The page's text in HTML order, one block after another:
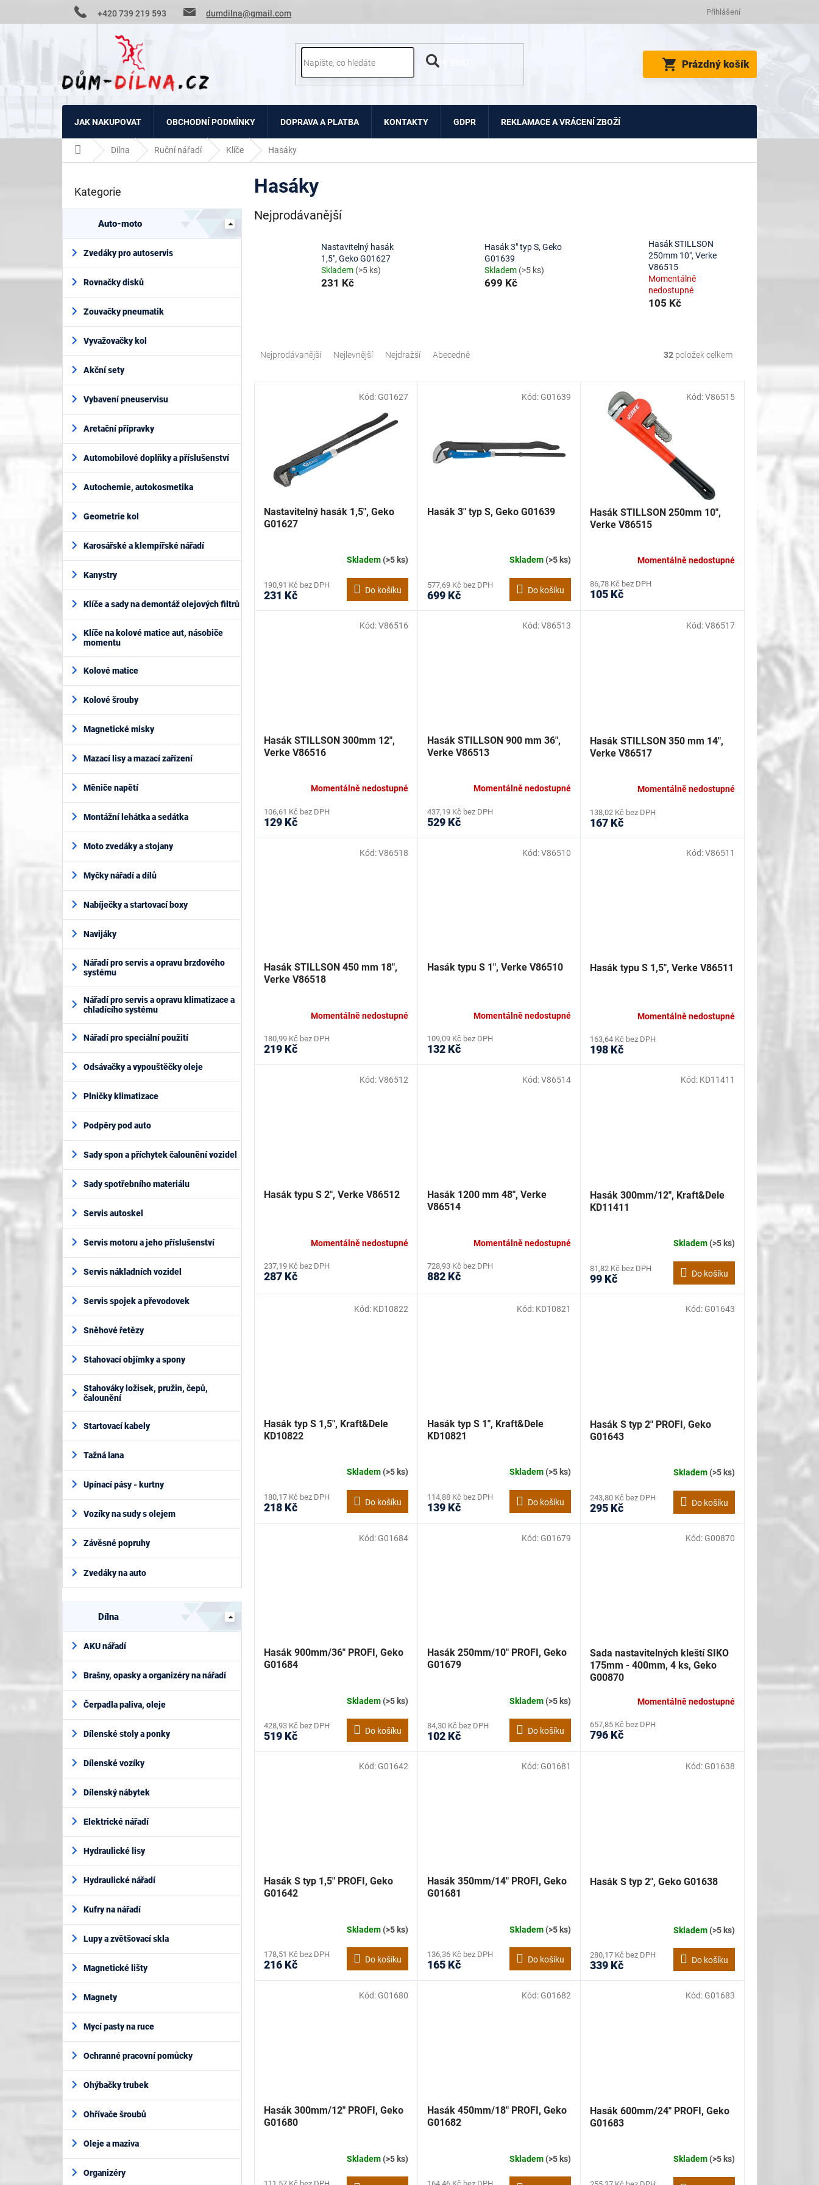
+420 739 219 593 dumdilna@gmail.com Přihlášení
NÁKUPNÍ
KOŠÍK
Prázdný košík
JAK NAKUPOVAT OBCHODNÍ PODMÍNKY DOPRAVA A PLATBA KONTAKTY GDPR REKLAMACE A VRÁCENÍ ZBOŽÍ
Domů Dílna Ruční nářadí Klíče Hasáky
t
a
í
e
Přeskočit
Kategorie
Auto-moto
Zvedáky pro autoservis
Rovnačky disků
Zouvačky pneumatik
Vyvažovačky kol
Akční sety
Vybavení pneuservisu
Aretační přípravky
Automobilové doplňky a příslušenství
Autochemie, autokosmetika
Geometrie kol
Karosářské a klempířské nářadí
Kanystry
Klíče a sady na demontáž olejových filtrů
Klíče na kolové matice aut, násobiče
momentu
Kolové matice
Kolové šrouby
Magnetické misky
Mazací lisy a mazací zařízení
Měniče napětí
Montážní lehátka a sedátka
Moto zvedáky a stojany
Myčky nářadí a dílů
Nabíječky a startovací boxy
Navijáky
Nářadí pro servis a opravu brzdového
systému
Nářadí pro servis a opravu klimatizace a
chladícího systému
Nářadí pro speciální použití
Odsávačky a vypouštěčky oleje
Plničky klimatizace
Podpěry pod auto
Sady spon a příchytek čalounění vozidel
Sady spotřebního materiálu
Servis autoskel
Servis motoru a jeho příslušenství
Servis nákladních vozidel
Servis spojek a převodovek
Sněhové řetězy
Stahovací objímky a spony
Stahováky ložisek, pružin, čepů,
čalounění
Startovací kabely
Tažná lana
Upínací pásy - kurtny
Vozíky na sudy s olejem
Závěsné popruhy
Zvedáky na auto
Dílna
AKU nářadí
Brašny, opasky a organizéry na nářadí
Čerpadla paliva, oleje
Dílenské stoly a ponky
Dílenské vozíky
Dílenský nábytek
Elektrické nářadí
Hydraulické lisy
Hydraulické nářadí
Kufry na nářadí
Lupy a zvětšovací skla
Magnetické lišty
Magnety
Mycí pasty na ruce
Ochranné pracovní pomůcky
Ohýbačky trubek
Ohřívače šroubů
Oleje a maziva
Organizéry
Hasáky
Nejprodávanější
Nastavitelný hasák
1,5", Geko G01627
Skladem (>5 ks)
231 Kč
Hasák 3" typ S, Geko
G01639
Skladem (>5 ks)
699 Kč
Hasák STILLSON
250mm 10", Verke
V86515
Momentálně
nedostupné
105 Kč
e
Nejprodávanější Nejlevnější Nejdražší Abecedně 32 položek celkem
Nastavitelný hasák 1,5", Geko
G01627
Skladem(>5 ks)
190,91 Kč bez DPH
231 Kč Do košíku
Kód: G01627
Hasák 3" typ S, Geko G01639
Skladem(>5 ks)
577,69 Kč bez DPH
699 Kč Do košíku
Kód: G01639
Hasák STILLSON 250mm 10",
Verke V86515
Momentálně nedostupné
86,78 Kč bez DPH
105 Kč
Kód:V86515
Hasák STILLSON 300mm 12",
Verke V86516
Momentálně nedostupné
106,61 Kč bez DPH
129 Kč
Kód:V86516
Hasák STILLSON 900 mm 36",
Verke V86513
Momentálně nedostupné
437,19 Kč bez DPH
529 Kč
Kód:V86513
Hasák STILLSON 350 mm 14",
Verke V86517
Momentálně nedostupné
138,02 Kč bez DPH
167 Kč
Kód:V86517
Hasák STILLSON 450 mm 18",
Verke V86518
Momentálně nedostupné
180,99 Kč bez DPH
219 Kč
Kód:V86518
Hasák typu S 1", Verke V86510
Momentálně nedostupné
109,09 Kč bez DPH
132 Kč
Kód:V86510
Hasák typu S 1,5", Verke V86511
Momentálně nedostupné
163,64 Kč bez DPH
198 Kč
Kód:V86511
Hasák typu S 2", Verke V86512
Momentálně nedostupné
237,19 Kč bez DPH
287 Kč
Kód:V86512
Hasák 1200 mm 48", Verke
V86514
Momentálně nedostupné
728,93 Kč bez DPH
882 Kč
Kód:V86514
Hasák 300mm/12", Kraft&Dele
KD11411
Skladem(>5 ks)
81,82 Kč bez DPH
99 Kč Do košíku
Kód: KD11411
Hasák typ S 1,5", Kraft&Dele
KD10822
Skladem(>5 ks)
180,17 Kč bez DPH
218 Kč Do košíku
Kód: KD10822
Hasák typ S 1", Kraft&Dele
KD10821
Skladem(>5 ks)
114,88 Kč bez DPH
139 Kč Do košíku
Kód: KD10821
Hasák S typ 2" PROFI, Geko
G01643
Skladem(>5 ks)
243,80 Kč bez DPH
295 Kč Do košíku
Kód: G01643
Hasák 900mm/36" PROFI, Geko
G01684
Skladem(>5 ks)
428,93 Kč bez DPH
519 Kč Do košíku
Kód: G01684
Hasák 250mm/10" PROFI, Geko
G01679
Skladem(>5 ks)
84,30 Kč bez DPH
102 Kč Do košíku
Kód: G01679
Sada nastavitelných kleští SIKO
175mm - 400mm, 4 ks, Geko
G00870
Momentálně nedostupné
657,85 Kč bez DPH
796 Kč
Kód: G00870
Hasák S typ 1,5" PROFI, Geko
G01642
Skladem(>5 ks)
178,51 Kč bez DPH
216 Kč Do košíku
Kód: G01642
Hasák 350mm/14" PROFI, Geko
G01681
Skladem(>5 ks)
136,36 Kč bez DPH
165 Kč Do košíku
Kód: G01681
Hasák S typ 2", Geko G01638
Skladem(>5 ks)
280,17 Kč bez DPH
339 Kč Do košíku
Kód: G01638
Hasák 300mm/12" PROFI, Geko
G01680
Skladem(>5 ks)
Kód: G01680
Hasák 450mm/18" PROFI, Geko
G01682
Skladem(>5 ks)
Kód: G01682
Hasák 600mm/24" PROFI, Geko
G01683
Skladem(>5 ks)
Kód: G01683